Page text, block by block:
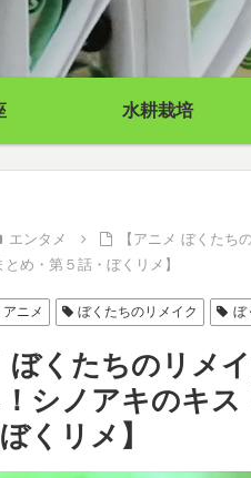
水耕栽培
エンタメ
【アニメ ぼくた
め・第５話・ぼくリメ】
アニメ ぼくたちのリメイク ぼ
ぼくたちのリメ
シノアキのキス
くリメ】